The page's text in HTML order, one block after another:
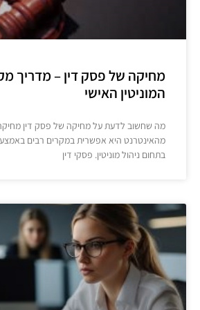
מחיקה של פסק דין – מדריך
המוניטין האישי
מה שחשוב לדעת על מחיקה של פסק דין
מהאינטרנט היא אפשרית במקרים רבים
בתחום ניהול מוניטין. פסקי דין